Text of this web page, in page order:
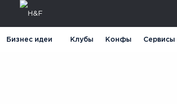
Бизнес идеи Клубы Конфы Сервисы